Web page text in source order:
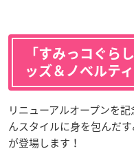
「すみっコぐら
ッズ＆ノベルテ
リニューアルオープンを
んスタイルに身を包んだ
が登場します！